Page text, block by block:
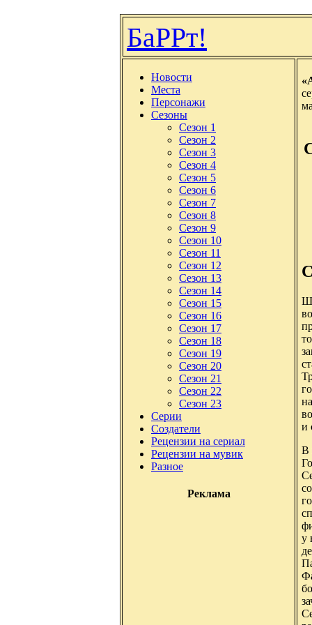
БаРРт!
Новости
Места
Персонажи
Сезоны
Сезон 1
Сезон 2
Сезон 3
Сезон 4
Сезон 5
Сезон 6
Сезон 7
Сезон 8
Сезон 9
Сезон 10
Сезон 11
Сезон 12
Сезон 13
Сезон 14
Сезон 15
Сезон 16
Сезон 17
Сезон 18
Сезон 19
Сезон 20
Сезон 21
Сезон 22
Сезон 23
Серии
Создатели
Рецензии на сериал
Рецензии на мувик
Разное
Реклама
и
В
у